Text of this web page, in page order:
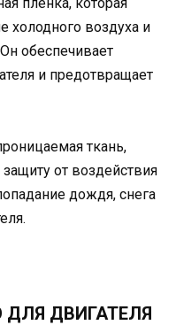
холодного воздуха и
обеспечивает
и предотвращает
ткань,
от воздействия
дождя, снега
ДЛЯ ДВИГАТЕЛЯ